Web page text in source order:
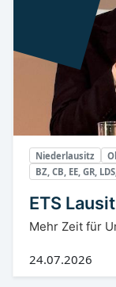
Niederlausitz
BZ, CB, EE, GR,
ETS
Mehr Zeit für
24.07.2026